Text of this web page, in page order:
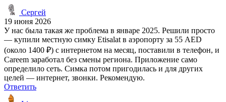
Сергей
19 июня 2026
У нас была такая же проблема в январе 2025. Решили просто
— купили местную симку Etisalat в аэропорту за 55 AED
(около 1400 ₽) с интернетом на месяц, поставили в телефон, и
Careem заработал без смены региона. Приложение само
определило сеть. Симка потом пригодилась и для других
целей — интернет, звонки. Рекомендую.
Ответить